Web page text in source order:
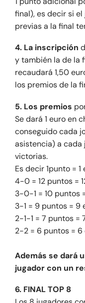
final), es decir si
previas a la final
4. La inscripción
y también la de la
recaudará 1,50
los premios de la
5. Los premios
Se dará 1 euro en
conseguido cada
asistencia) a cada
victorias.
Es decir 1punto =
4-0 = 12 puntos =
3-0-1 = 10 puntos
3-1 = 9 puntos = 9
2-1-1 = 7 puntos =
2-2 = 6 puntos =
Además se dará
jugador con un
6. FINAL TOP 8